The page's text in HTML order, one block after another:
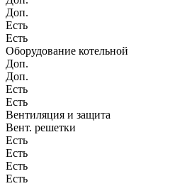
Доп.
Есть
Есть
Оборудование котельной
Доп.
Доп.
Есть
Есть
Вентиляция и защита
Вент. решетки
Есть
Есть
Есть
Есть